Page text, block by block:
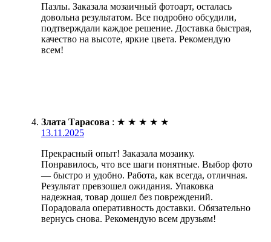
Пазлы. Заказала мозаичный фотоарт, осталась
довольна результатом. Все подробно обсудили,
подтверждали каждое решение. Доставка быстрая,
качество на высоте, яркие цвета. Рекомендую
всем!
Злата Тарасова : ★ ★ ★ ★ ★
13.11.2025
Прекрасный опыт! Заказала мозаику.
Понравилось, что все шаги понятные. Выбор фото
— быстро и удобно. Работа, как всегда, отличная.
Результат превзошел ожидания. Упаковка
надежная, товар дошел без повреждений.
Порадовала оперативность доставки. Обязательно
вернусь снова. Рекомендую всем друзьям!